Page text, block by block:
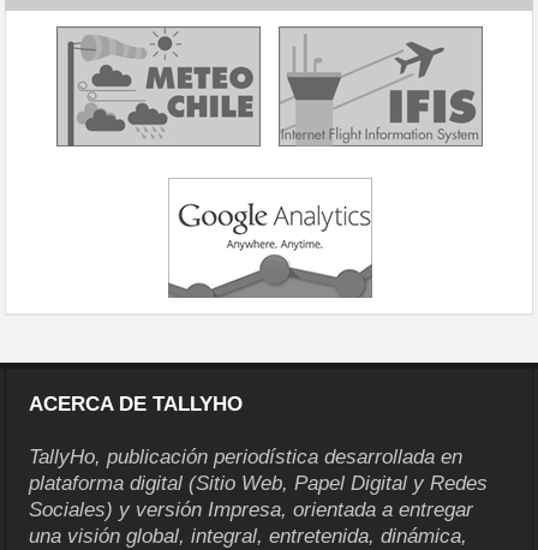
ACERCA DE TALLYHO
TallyHo, publicación periodística desarrollada en
plataforma digital (Sitio Web, Papel Digital y Redes
Sociales) y versión Impresa, orientada a entregar
una visión global, integral, entretenida, dinámica,